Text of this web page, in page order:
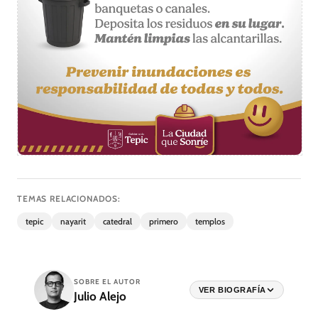
TEMAS RELACIONADOS:
tepic nayarit catedral primero templos
SOBRE EL AUTOR
Julio Alejo VER BIOGRAFÍA